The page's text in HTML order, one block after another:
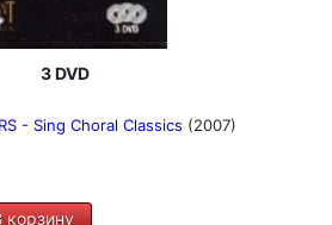
3 DVD
- Sing Choral Classics (2007)
корзину